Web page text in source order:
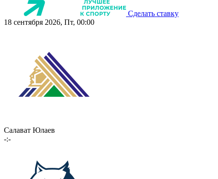
Сделать ставку
18 сентября 2026, Пт, 00:00
Салават Юлаев
-:-